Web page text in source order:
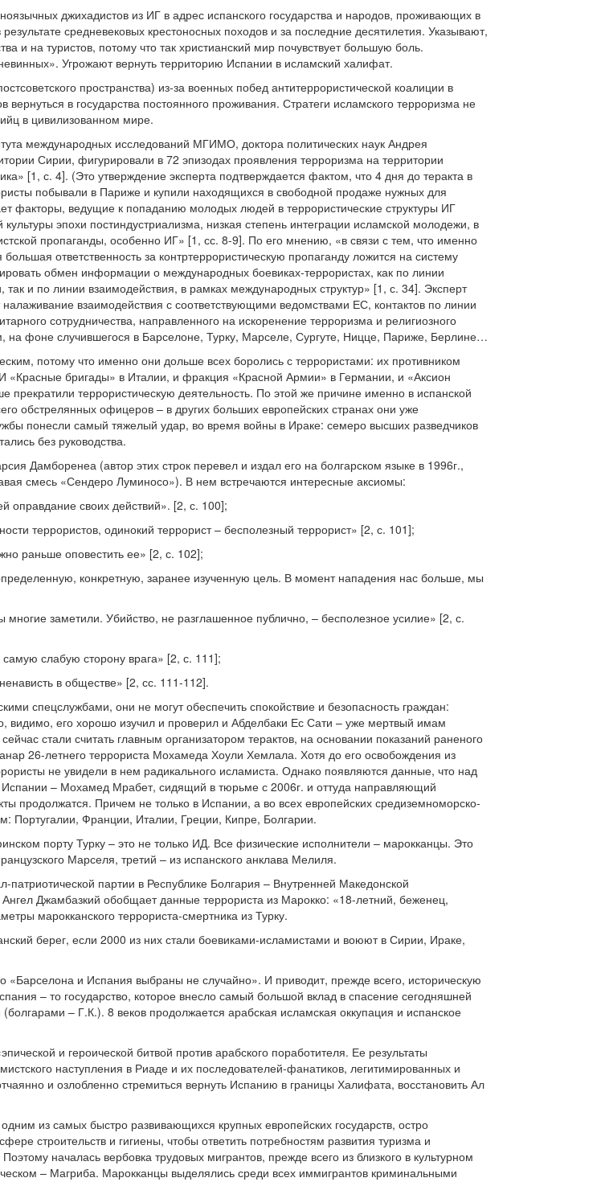
джихадистов из ИГ в адрес испанского государства и народов, проживающих в
средневековых крестоносных походов и за последние десятилетия. Указывают,
и на туристов, потому что так христианский мир почувствует большую боль.
Угрожают вернуть территорию Испании в исламский халифат.
пространства) из-за военных побед антитеррористической коалиции в
в государства постоянного проживания. Стратеги исламского терроризма не
в цивилизованном мире.
международных исследований МГИМО, доктора политических наук Андрея
Сирии, фигурировали в 72 эпизодах проявления терроризма на территории
[1, с. 4]. (Это утверждение эксперта подтверждается фактом, что 4 дня до теракта в
побывали в Париже и купили находящихся в свободной продаже нужных для
факторы, ведущие к попаданию молодых людей в террористические структуры ИГ
эпохи постиндустриализма, низкая степень интеграции исламской молодежи, в
пропаганды, особенно ИГ» [1, сс. 8-9]. По его мнению, «в связи с тем, что именно
ответственность за контртеррористическую пропаганду ложится на систему
обмен информации о международных боевиках-террористах, как по линии
и по линии взаимодействия, в рамках международных структур» [1, с. 34]. Эксперт
взаимодействия с соответствующими ведомствами ЕС, контактов по линии
сотрудничества, направленного на искоренение терроризма и религиозного
на фоне случившегося в Барселоне, Турку, Марселе, Сургуте, Ницце, Париже, Берлине…
потому что именно они дольше всех боролись с террористами: их противником
«Красные бригады» в Италии, и фракция «Красной Армии» в Германии, и «Аксион
террористическую деятельность. По этой же причине именно в испанской
обстрелянных офицеров – в других больших европейских странах они уже
понесли самый тяжелый удар, во время войны в Ираке: семеро высших разведчиков
без руководства.
Дамборенеа (автор этих строк перевел и издал его на болгарском языке в 1996г.,
смесь «Сендеро Луминосо»). В нем встречаются интересные аксиомы:
оправдание своих действий». [2, с. 100];
террористов, одинокий террорист – бесполезный террорист» [2, с. 101];
раньше оповестить ее» [2, с. 102];
конкретную, заранее изученную цель. В момент нападения нас больше, мы
заметили. Убийство, не разглашенное публично, – бесполезное усилие» [2, с.
слабую сторону врага» [2, с. 111];
в обществе» [2, сс. 111-112].
спецслужбами, они не могут обеспечить спокойствие и безопасность граждан:
видимо, его хорошо изучил и проверил и Абделбаки Ес Сати – уже мертвый имам
стали считать главным организатором терактов, на основании показаний раненого
26-летнего террориста Мохамеда Хоули Хемлала. Хотя до его освобождения из
не увидели в нем радикального исламиста. Однако появляются данные, что над
– Мохамед Мрабет, сидящий в тюрьме с 2006г. и оттуда направляющий
продолжатся. Причем не только в Испании, а во всех европейских средиземноморско-
Португалии, Франции, Италии, Греции, Кипре, Болгарии.
порту Турку – это не только ИД. Все физические исполнители – марокканцы. Это
Марселя, третий – из испанского анклава Мелиля.
партии в Республике Болгария – Внутренней Македонской
Джамбазкий обобщает данные террориста из Марокко: «18-летний, беженец,
марокканского террориста-смертника из Турку.
берег, если 2000 из них стали боевиками-исламистами и воюют в Сирии, Ираке,
«Барселона и Испания выбраны не случайно». И приводит, прежде всего, историческую
– то государство, которое внесло самый большой вклад в спасение сегодняшней
– Г.К.). 8 веков продолжается арабская исламская оккупация и испанское
и героической битвой против арабского поработителя. Ее результаты
наступления в Риаде и их последователей-фанатиков, легитимированных и
и озлобленно стремиться вернуть Испанию в границы Халифата, восстановить Ал
из самых быстро развивающихся крупных европейских государств, остро
строительств и гигиены, чтобы ответить потребностям развития туризма и
началась вербовка трудовых мигрантов, прежде всего из близкого в культурном
– Магриба. Марокканцы выделялись среди всех иммигрантов криминальными